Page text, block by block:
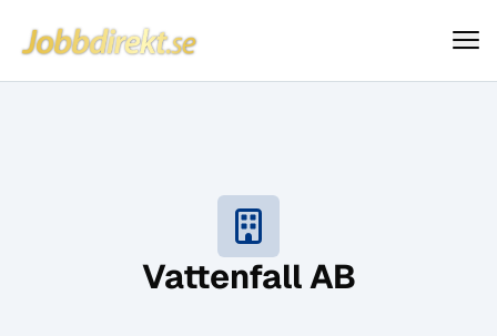
Hoppa till innehåll
Jobbdirekt
Vattenfall AB